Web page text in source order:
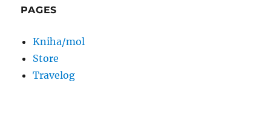
PAGES
Kniha/mol
Store
Travelog